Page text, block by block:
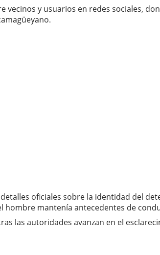
vecinos y usuarios en redes sociales,
oficiales sobre la identidad del
hombre mantenía antecedentes de
las autoridades avanzan en el